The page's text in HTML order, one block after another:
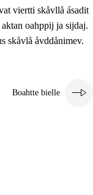
viertti skåvllå ásadit
oahppij ja sijdaj.
skåvlå åvddånimev.
Boahtte bielle